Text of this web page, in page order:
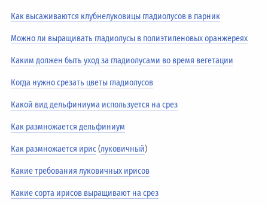
Как высаживаются клубнелуковицы гладиолусов в парник
Можно ли выращивать гладиолусы в полиэтиленовых оранжереях
Каким должен быть уход за гладиолусами во время вегетации
Когда нужно срезать цветы гладиолусов
Какой вид дельфиниума используется на срез
Как размножается дельфиниум
Как размножается ирис(луковичный)
Какие требования луковичных ирисов
Какие сорта ирисов выращивают на срез